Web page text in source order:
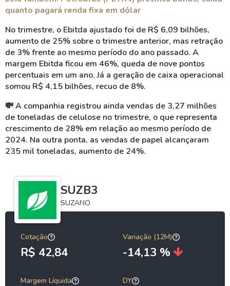
quanto pagará renda fixa em dólar
No trimestre, o Ebitda ajustado foi de R$ 6,09 bilhões,
aumento de 25% sobre o trimestre anterior, mas retração
de 3% frente ao mesmo período do ano passado. A
margem Ebitda ficou em 46%, queda de nove pontos
percentuais em um ano. Já a geração de caixa operacional
somou R$ 4,15 bilhões, recuo de 8%.
💸 A companhia registrou ainda vendas de 3,27 milhões
de toneladas de celulose no trimestre, o que representa
crescimento de 28% em relação ao mesmo período de
2024. Na outra ponta, as vendas de papel alcançaram
235 mil toneladas, aumento de 24%.
SUZB3
SUZANO
Cotação
R$ 42,84
Variação (12M)
-14,13 %
Margem Líquida DY